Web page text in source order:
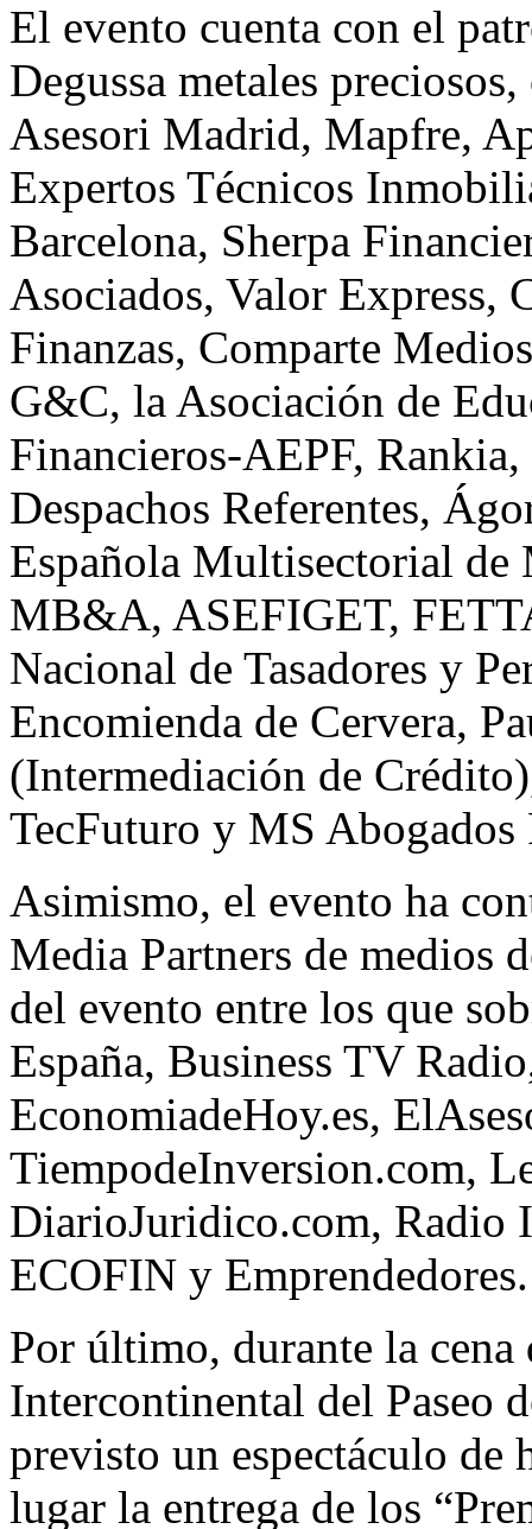
El evento cuenta con el
Degussa metales
Asesori Madrid, Mapfre,
Expertos Técnicos
Barcelona, Sherpa
Asociados, Valor Express,
Finanzas, Comparte
G&C, la Asociación de
Financieros-AEPF,
Despachos Referentes,
Española Multisectorial de
MB&A, ASEFIGET,
Nacional de Tasadores y
Encomienda de Cervera,
(Intermediación de
TecFuturo y MS Abogados
Asimismo, el evento ha
Media Partners de medios
del evento entre los que
España, Business TV
EconomiadeHoy.es,
TiempodeInversion.com,
DiarioJuridico.com, Radio
ECOFIN y Emprendedores.
Por último, durante la cena
Intercontinental del Paseo
previsto un espectáculo de
lugar la entrega de los